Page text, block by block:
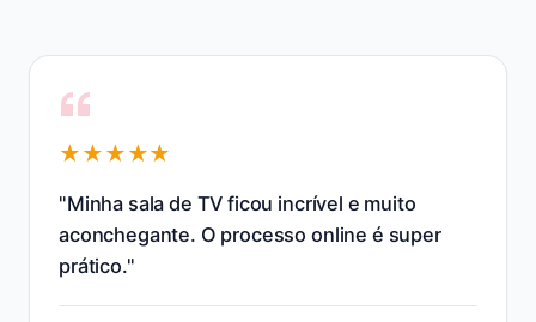
★★★★★
"Resolveram o layout da cozinha e otimizaram
os armários na hora. Salvou minha obra!"